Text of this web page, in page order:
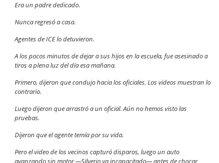
Era un padre dedicado.
Nunca regresó a casa.
Agentes de ICE lo detuvieron.
A los pocos minutos de dejar a sus hijos en la escuela, fue asesinado a
tiros a plena luz del día esa mañana.
Primero, dijeron que condujo hacia los oficiales. Los videos muestran lo
contrario.
Luego dijeron que arrastró a un oficial. Aún no hemos visto las
pruebas.
Dijeron que el agente temía por su vida.
Pero el video de los vecinos capturó disparos, luego un auto
avanzando sin motor —Silverio ya incapacitado— antes de chocar